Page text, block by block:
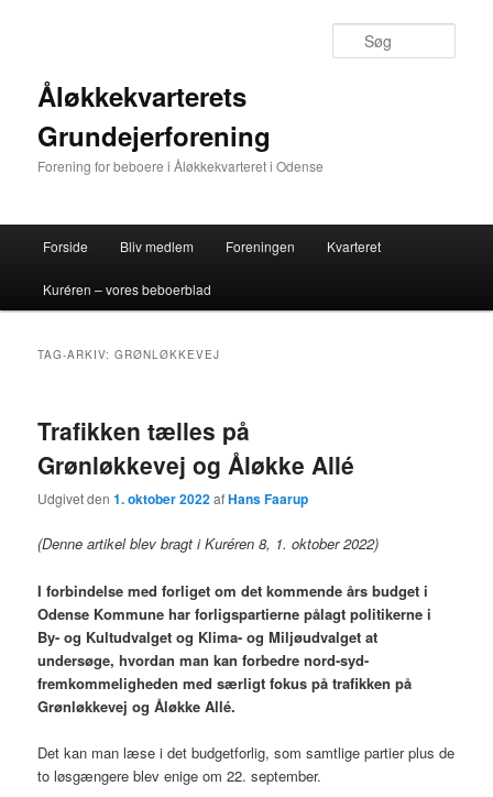
indhold
indholdÅløkkekvarterets
Grundejerforening
Forening for beboere i Åløkkekvarteret i Odense
Forside Bliv medlem Foreningen Kvarteret
Kuréren – vores beboerblad
TAG-ARKIV:GRØNLØKKEVEJ
Trafikken tælles på
Grønløkkevej og Åløkke Allé
Udgivet den1. oktober 2022afHans Faarup
(Denne artikel blev bragt i Kuréren 8, 1. oktober 2022)
I forbindelse med forliget om det kommende års budget i
Odense Kommune har forligspartierne pålagt politikerne i
By- og Kultudvalget og Klima- og Miljøudvalget at
undersøge, hvordan man kan forbedre nord-syd-
fremkommeligheden med særligt fokus på trafikken på
Grønløkkevej og Åløkke Allé.
Det kan man læse i det budgetforlig, som samtlige partier plus de
to løsgængere blev enige om 22. september.